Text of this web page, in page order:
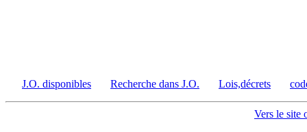
J.O. disponibles Recherche dans J.O. Lois,décrets
Vers le site